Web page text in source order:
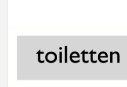
Brievenbussen
Freesletters